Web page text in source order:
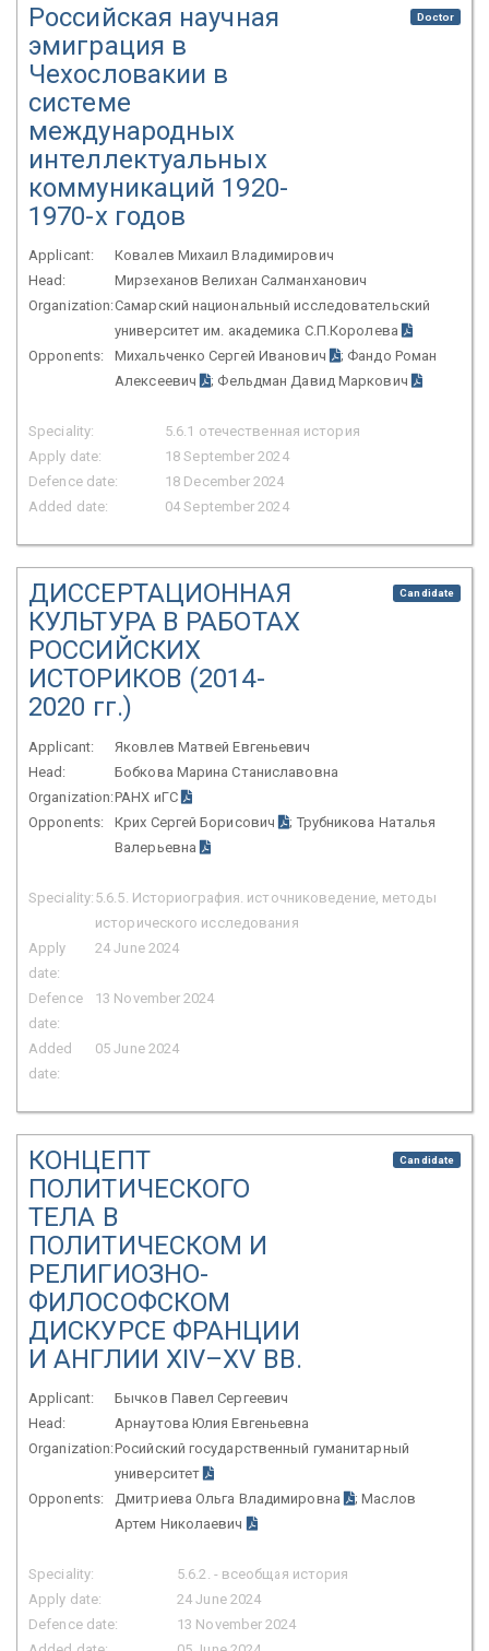
Российская научная
эмиграция в
Чехословакии в
системе
международных
интеллектуальных
коммуникаций 1920-
1970-х годов
Doctor
Applicant:
Ковалев Михаил Владимирович
Head:
Мирзеханов Велихан Салманханович
Organization:Самарский национальный исследовательский
университет им. академика С.П.Королева
Opponents:
Михальченко Сергей Иванович
; Фандо Роман
Алексеевич
; Фельдман Давид Маркович
Speciality:
5.6.1 отечественная история
Apply date:
18 September 2024
Defence date:
18 December 2024
Added date:
04 September 2024
ДИССЕРТАЦИОННАЯ
КУЛЬТУРА В РАБОТАХ
РОССИЙСКИХ
ИСТОРИКОВ (2014-
2020 гг.)
Candidate
Applicant:
Яковлев Матвей Евгеньевич
Head:
Бобкова Марина Станиславовна
Organization:РАНХ иГС
Opponents:
Крих Сергей Борисович
; Трубникова Наталья
Валерьевна
Speciality: 5.6.5. Историография. источниковедение, методы
исторического исследования
Apply
date:
24 June 2024
Defence
date:
13 November 2024
Added
date:
05 June 2024
КОНЦЕПТ
ПОЛИТИЧЕСКОГО
ТЕЛА В
ПОЛИТИЧЕСКОМ И
РЕЛИГИОЗНО-
ФИЛОСОФСКОМ
ДИСКУРСЕ ФРАНЦИИ
И АНГЛИИ XIV–XV ВВ.
Candidate
Applicant:
Бычков Павел Сергеевич
Head:
Арнаутова Юлия Евгеньевна
Organization:Росийский государственный гуманитарный
университет
Opponents:
Дмитриева Ольга Владимировна
; Маслов
Артем Николаевич
Speciality:
5.6.2. - всеобщая история
Apply date:
24 June 2024
Defence date:
13 November 2024